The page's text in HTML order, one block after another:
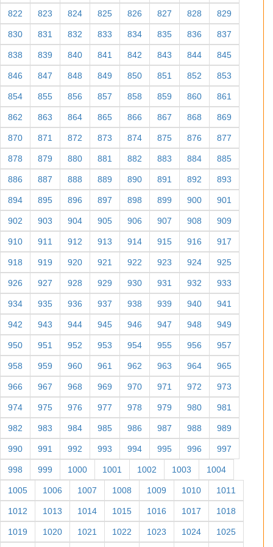
822 823 824 825 826 827 828 829
830 831 832 833 834 835 836 837
838 839 840 841 842 843 844 845
846 847 848 849 850 851 852 853
854 855 856 857 858 859 860 861
862 863 864 865 866 867 868 869
870 871 872 873 874 875 876 877
878 879 880 881 882 883 884 885
886 887 888 889 890 891 892 893
894 895 896 897 898 899 900 901
902 903 904 905 906 907 908 909
910 911 912 913 914 915 916 917
918 919 920 921 922 923 924 925
926 927 928 929 930 931 932 933
934 935 936 937 938 939 940 941
942 943 944 945 946 947 948 949
950 951 952 953 954 955 956 957
958 959 960 961 962 963 964 965
966 967 968 969 970 971 972 973
974 975 976 977 978 979 980 981
982 983 984 985 986 987 988 989
990 991 992 993 994 995 996 997
998 999 1000 1001 1002 1003 1004
1005 1006 1007 1008 1009 1010 1011
1012 1013 1014 1015 1016 1017 1018
1019 1020 1021 1022 1023 1024 1025